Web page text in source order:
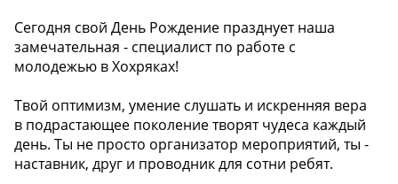
Сегодня свой День Рождение празднует наша
замечательная - специалист по работе с
молодежью в Хохряках!
Твой оптимизм, умение слушать и искренняя вера
в подрастающее поколение творят чудеса каждый
день. Ты не просто организатор мероприятий, ты -
наставник, друг и проводник для сотни ребят.